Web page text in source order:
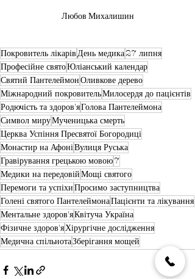
Любов Михалишин
Покровитель лікарівДень медика27 липня
Професійне святоЮліанський календар
Святий ПантелеймонОливкове дерево
Міжнародний покровительМилосердя до пацієнтів
Родючість та здоров'яГолова Пантелеймона
Символ мируМученицька смерть
Церква Успіння Пресвятої Богородиці
Монастир на АфоніВулиця Руська
Гравірування грецькою мовою7
Медики на передовійМощі святого
Перемоги та успіхиПросимо заступництва
Голені святого ПантелеймонаПацієнти та лікування
Ментальне здоров'яКвітуча Україна
Фізичне здоров'яХірургічне дослідження
Медична спільнотаЗберігання мощей